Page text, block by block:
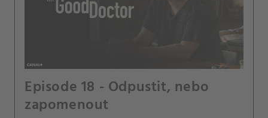
Episode 18 - Odpustit, nebo
zapomenout